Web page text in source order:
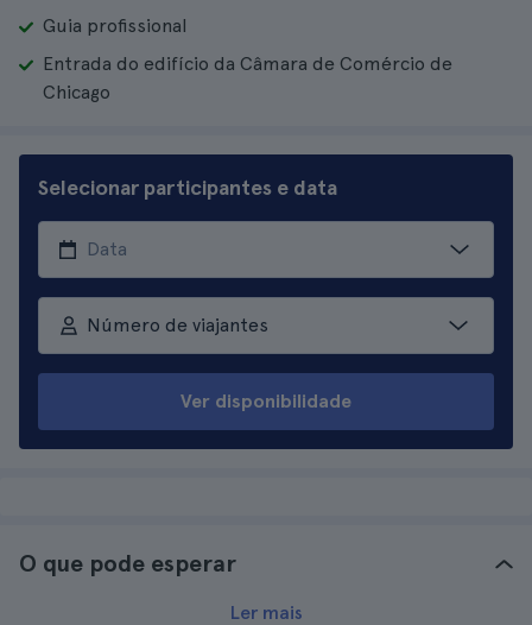
Guia profissional
Entrada do edifício da Câmara de Comércio de
Chicago
Selecionar participantes e data
Número de viajantes
Ver disponibilidade
O que pode esperar
Ler mais